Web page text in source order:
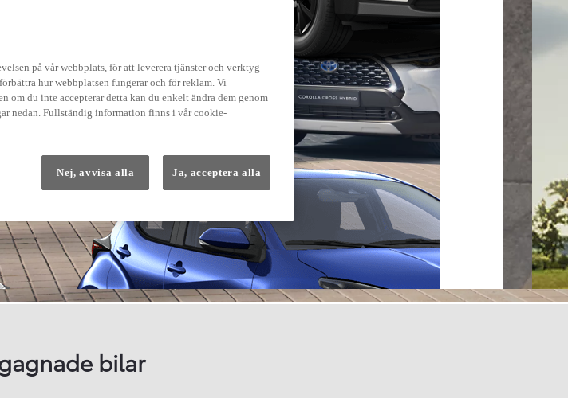
Från 569 900 kr
Från 3 958 kr/mån
HYBRID
bilar
på vår webbplats, för att leverera tjänster och verktyg
hur webbplatsen fungerar och för reklam. Vi
om du inte accepterar detta kan du enkelt ändra dem genom
nedan. Fullständig information finns i vår cookie-
Nej, avvisa alla Ja, acceptera alla